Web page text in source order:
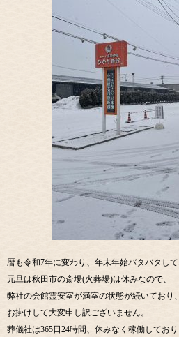
暦も令和7年に変わり、年末年始バタバタして
元旦は秋田市の斎場(火葬場)は休みなので、
弊社の会館霊安室が満室の状態が続いており
お掛けして大変申し訳ございません。
葬儀社は365日24時間、休みなく稼働しており